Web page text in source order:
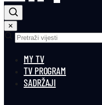
✕
MY TV
TV PROGRAM
SADRŽAJI